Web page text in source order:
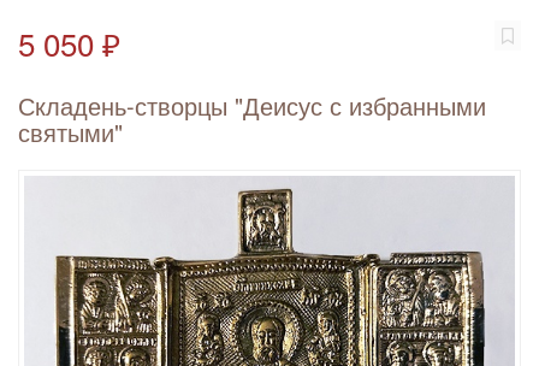
5 050 ₽
Складень-створцы "Деисус с избранными
святыми"